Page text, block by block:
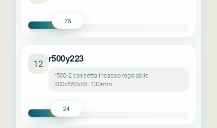
25
12 r500y223
r500-2 cassetta incasso regolabile
800x650x85÷130mm
24